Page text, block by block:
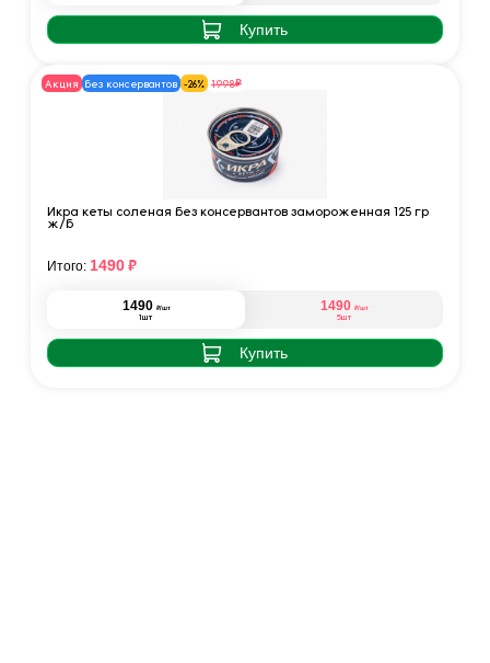
Купить
Акция без консервантов -26% 1998₽
Икра кеты соленая без консервантов замороженная 125 гр
ж/б
1490 ₽/шт
1шт
1490 ₽/шт
5шт
Купить
Итого: 1490₽